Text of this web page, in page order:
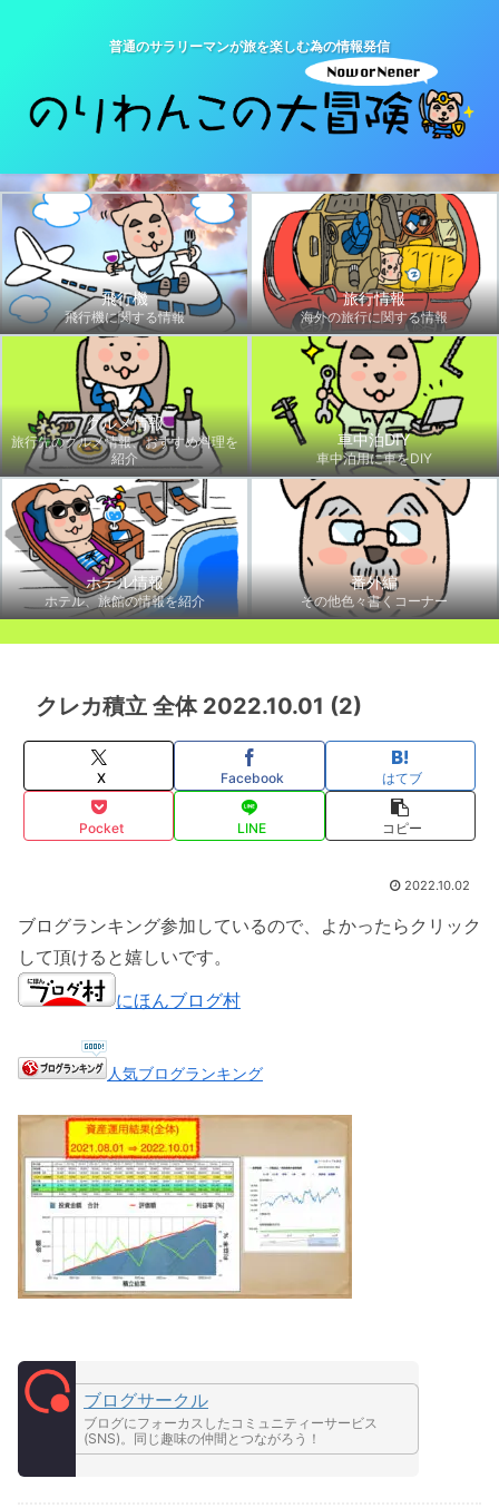
普通のサラリーマンが旅を楽しむ為の情報発信
飛行機
飛行機に関する情報
旅行情報
海外の旅行に関する情報
グルメ情報
旅行先のグルメ情報、おすすめ料理を
紹介
車中泊DIY
車中泊用に車をDIY
ホテル情報
ホテル、旅館の情報を紹介
番外編
その他色々書くコーナー
クレカ積立 全体 2022.10.01 (2)
X Facebook はてブ
Pocket LINE コピー
2022.10.02
ブログランキング参加しているので、よかったらクリック
して頂けると嬉しいです。
にほんブログ村
人気ブログランキング
ブログサークル
ブログにフォーカスしたコミュニティーサービス
(SNS)。同じ趣味の仲間とつながろう！